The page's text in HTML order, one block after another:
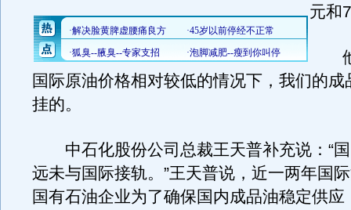
元和
他
国际原油价格相对较低的情况下，我们的成
挂的。
中石化股份公司总裁王天普补充说：“国
远未与国际接轨。”王天普说，近一两年国
国有石油企业为了确保国内成品油稳定供应